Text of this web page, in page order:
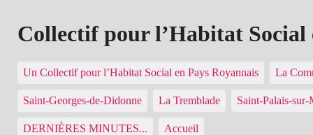
Collectif pour l’Habitat Social
Un Collectif pour l’Habitat Social en Pays Royannais La
Saint-Georges-de-Didonne La Tremblade Saint-Palais-sur-
DERNIÈRES MINUTES... Accueil